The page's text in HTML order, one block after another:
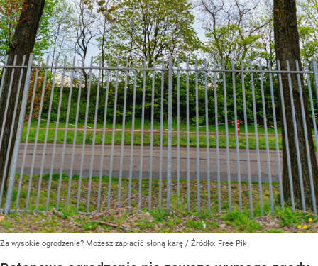
Za wysokie ogrodzenie? Możesz zapłacić słoną karę / Źródło: Free Pik